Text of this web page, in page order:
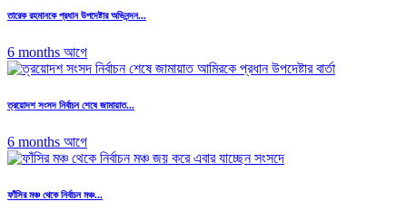
তারেক রহমানকে প্রধান উপদেষ্টার অভিনন্দন...
6 months আগে
ত্রয়োদশ সংসদ নির্বাচন শেষে জামায়াত...
6 months আগে
ফাঁসির মঞ্চ থেকে নির্বাচন মঞ্চ...